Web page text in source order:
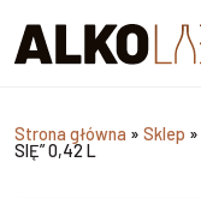
Strona główna » Sklep »
SIĘ” 0,42 L